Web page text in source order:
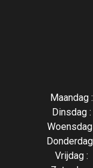
Maandag :
Dinsdag :
Woensdag
Vrijdag :